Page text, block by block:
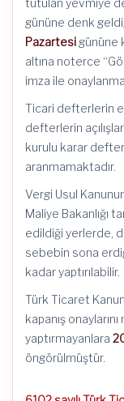
tutulan yevmiye
gününe denk
Pazartesi gününe
altına noterce
imza ile
Ticari defterlerin
defterlerin
kurulu karar
aranmamaktadır.
Vergi Usul
Maliye Bakanlığı
edildiği yerlerde,
sebebin sona
kadar yaptırılabilir.
Türk Ticaret
kapanış
yaptırmayanlara
öngörülmüştür.